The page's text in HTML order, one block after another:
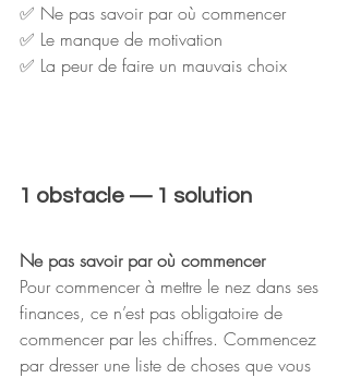
✅ Ne pas savoir par où commencer
✅ Le manque de motivation
✅ La peur de faire un mauvais choix
1 obstacle — 1 solution
Ne pas savoir par où commencer
Pour commencer à mettre le nez dans ses
finances, ce n’est pas obligatoire de
commencer par les chiffres. Commencez
par dresser une liste de choses que vous